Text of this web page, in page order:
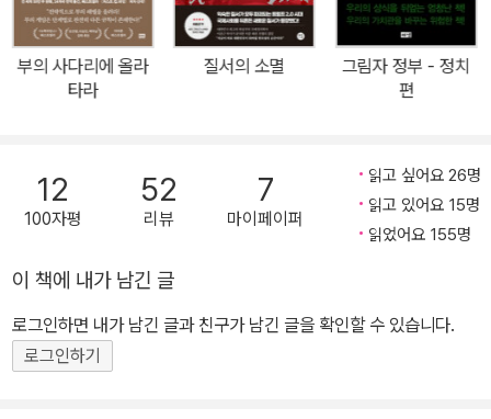
고의 경제 전문가가 밝히는 당신만 몰랐던 돈의 비밀 “부자가 되는 방
법이요? 간단해요. 생각을 조금 바꾸면 됩니다.” 누구나 부자를 꿈꾼
다. 하지만 누구나 부자가 되는 것은 아니다. 《부자들의 생각법》 저자
는 이런 결과가 아주 작은 생각의 차이에서 비롯된다는 것을 증명해
독일 금융계의 주목을 받았고, 독일 씨티그룹이 수여하는 최우수 경
제?경영 도서상을 받았다. 이 상은 독일에서 출간된 경제, 경영, 금융
나입니다. 정말로 돈을 벌어다 줄 수 있는 책인가? 심사 위원 8명이
만장일치로 이 책을 뽑았습니다. 재산을 늘리는 데 이보다 확실한 도
움을 주는 책은 없습니다.”이 상의 심사를 맡았던 독일 씨티그룹 파생
부의 사다리에 올라
타라
질서의 소멸
그림자 정부 - 정치
편
12
100자평
52
리뷰
7
마이페이퍼
읽고 싶어요 26명
읽고 있어요 15명
읽었어요 155명
이 책에 내가 남긴 글
로그인하면 내가 남긴 글과 친구가 남긴 글을 확인할 수 있습니다.
로그인하기